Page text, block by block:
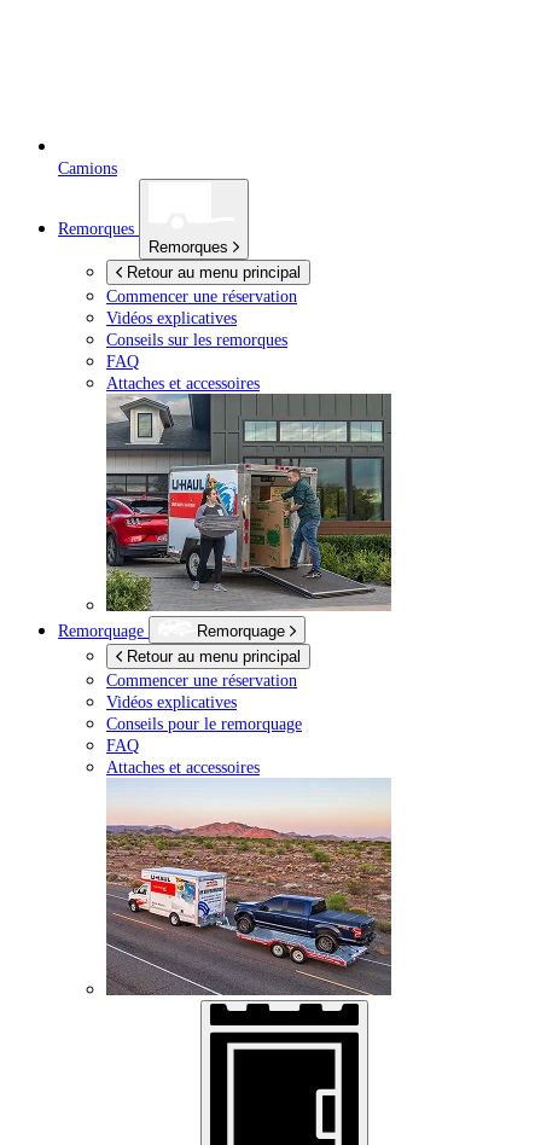
Camions
Remorques
Remorques
Retour au menu principal
Commencer une réservation
Vidéos explicatives
Conseils sur les remorques
FAQ
Attaches et accessoires
Remorquage
Remorquage
Retour au menu principal
Commencer une réservation
Vidéos explicatives
Conseils pour le remorquage
FAQ
Attaches et accessoires